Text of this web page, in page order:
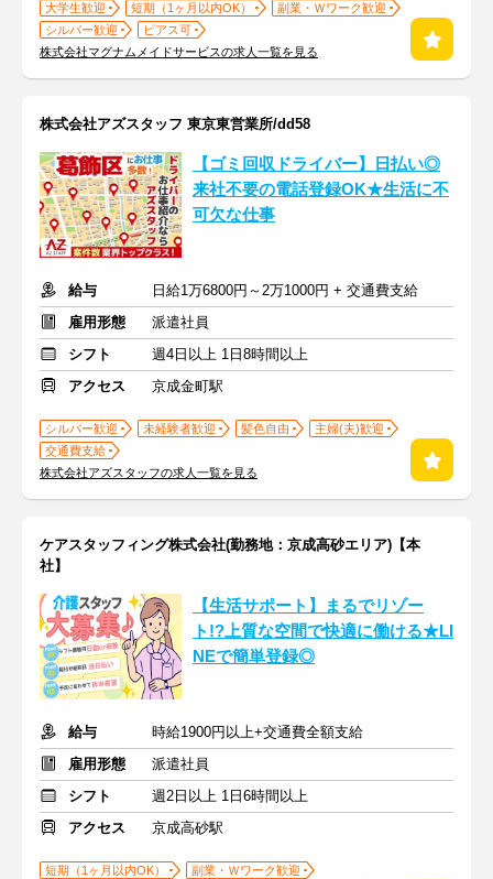
大学生歓迎 短期（1ヶ月以内OK）
副業・Ｗワーク歓迎
シルバー歓迎
ピアス可
株式会社マグナムメイドサービスの求人一覧を見る
株式会社アズスタッフ 東京東営業所/dd58
【ゴミ回収ドライバー】日払い◎
来社不要の電話登録OK★生活に不
可欠な仕事
給与
日給1万6800円～2万1000円 + 交通費支給
雇用形態
派遣社員
シフト
週4日以上 1日8時間以上
アクセス
京成金町駅
シルバー歓迎 未経験者歓迎 髪色自由
主婦(夫)歓迎
交通費支給
株式会社アズスタッフの求人一覧を見る
ケアスタッフィング株式会社(勤務地：京成高砂エリア)【本
社】
【生活サポート】まるでリゾー
ト!?上質な空間で快適に働ける★LI
NEで簡単登録◎
給与
時給1900円以上+交通費全額支給
雇用形態
派遣社員
シフト
週2日以上 1日6時間以上
アクセス
京成高砂駅
短期（1ヶ月以内OK）
副業・Ｗワーク歓迎